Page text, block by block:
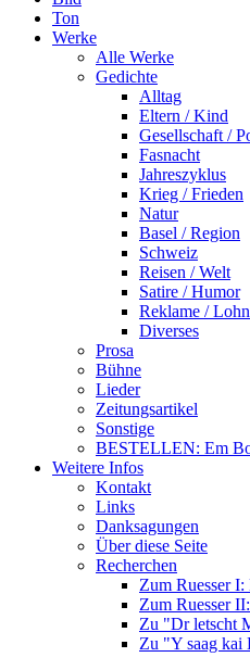
Ton
Werke
Alle Werke
Gedichte
Alltag
Eltern / Kind
Gesellschaft /
Fasnacht
Jahreszyklus
Krieg / Frieden
Natur
Basel / Region
Schweiz
Reisen / Welt
Satire / Humor
Reklame /
Diverses
Prosa
Bühne
Lieder
Zeitungsartikel
Sonstige
BESTELLEN: Em
Weitere Infos
Kontakt
Links
Danksagungen
Über diese Seite
Recherchen
Zum Ruesser
Zum Ruesser
Zu "Dr letscht
Zu "Y saag kai